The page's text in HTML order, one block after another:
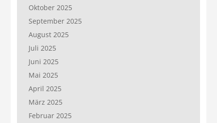
Oktober 2025
September 2025
August 2025
Juli 2025
Juni 2025
Mai 2025
April 2025
März 2025
Februar 2025